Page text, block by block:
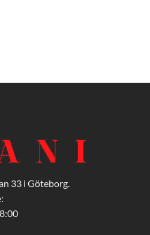
33 i Göteborg.